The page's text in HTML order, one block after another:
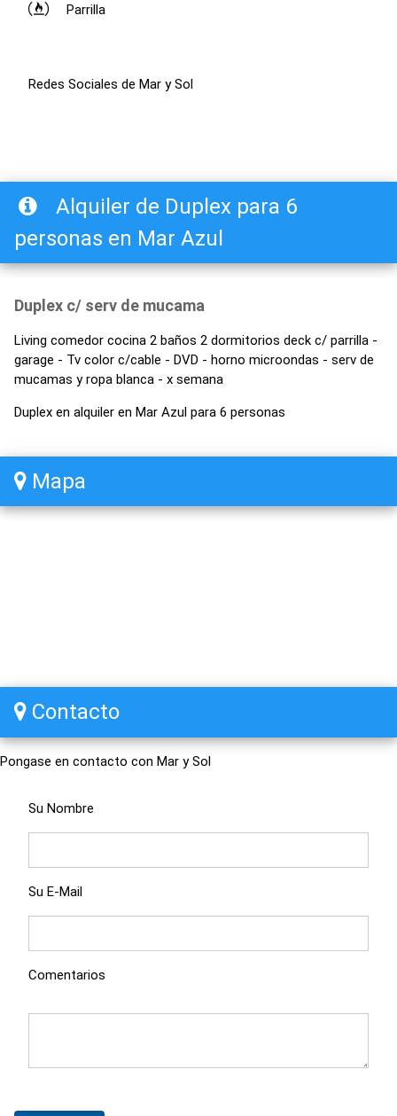
Parrilla
Redes Sociales de Mar y Sol
Alquiler de Duplex para 6
personas en Mar Azul
Duplex c/ serv de mucama
Living comedor cocina 2 baños 2 dormitorios deck c/ parrilla -
garage - Tv color c/cable - DVD - horno microondas - serv de
mucamas y ropa blanca - x semana
Duplex en alquiler en Mar Azul para 6 personas
Mapa
Contacto
Pongase en contacto con Mar y Sol
Su Nombre
Su E-Mail
Comentarios